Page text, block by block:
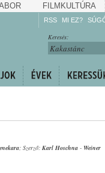
FILMKULTÚRA
RSS MI EZ?
Keresés:
; Szerző: Karl Hoschna - Weiner